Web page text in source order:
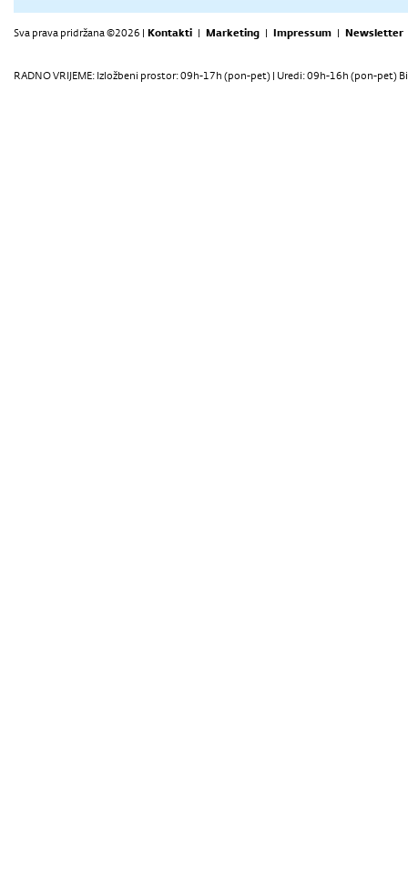
Sva prava pridržana ©2026 | Kontakti | Marketing | Impressum | Newsletter
RADNO VRIJEME: Izložbeni prostor: 09h-17h (pon-pet) | Uredi: 09h-16h (pon-pet)